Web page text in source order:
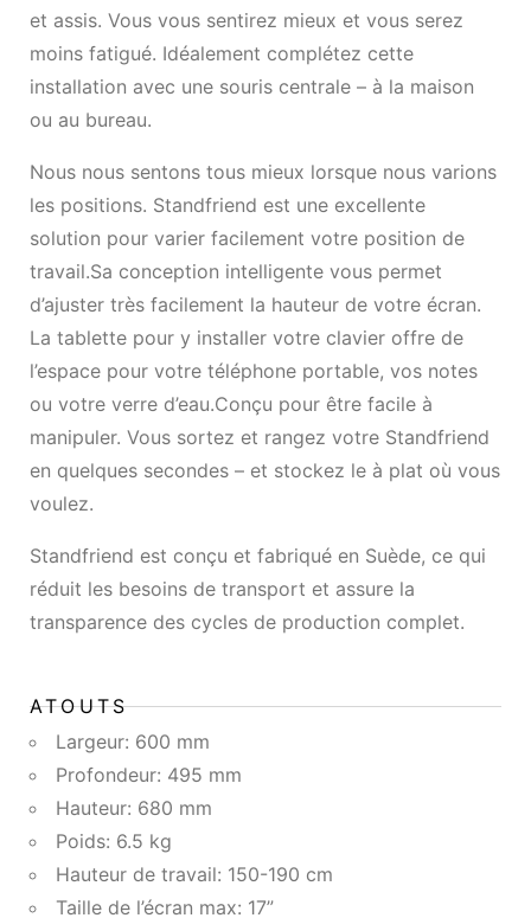
et assis. Vous vous sentirez mieux et vous serez
moins fatigué. Idéalement complétez cette
installation avec une souris centrale – à la maison
ou au bureau.
Nous nous sentons tous mieux lorsque nous varions
les positions. Standfriend est une excellente
solution pour varier facilement votre position de
travail.Sa conception intelligente vous permet
d’ajuster très facilement la hauteur de votre écran.
La tablette pour y installer votre clavier offre de
l’espace pour votre téléphone portable, vos notes
ou votre verre d’eau.Conçu pour être facile à
manipuler. Vous sortez et rangez votre Standfriend
en quelques secondes – et stockez le à plat où vous
voulez.
Standfriend est conçu et fabriqué en Suède, ce qui
réduit les besoins de transport et assure la
transparence des cycles de production complet.
ATOUTS
Largeur: 600 mm
Profondeur: 495 mm
Hauteur: 680 mm
Poids: 6.5 kg
Hauteur de travail: 150-190 cm
Taille de l’écran max: 17”